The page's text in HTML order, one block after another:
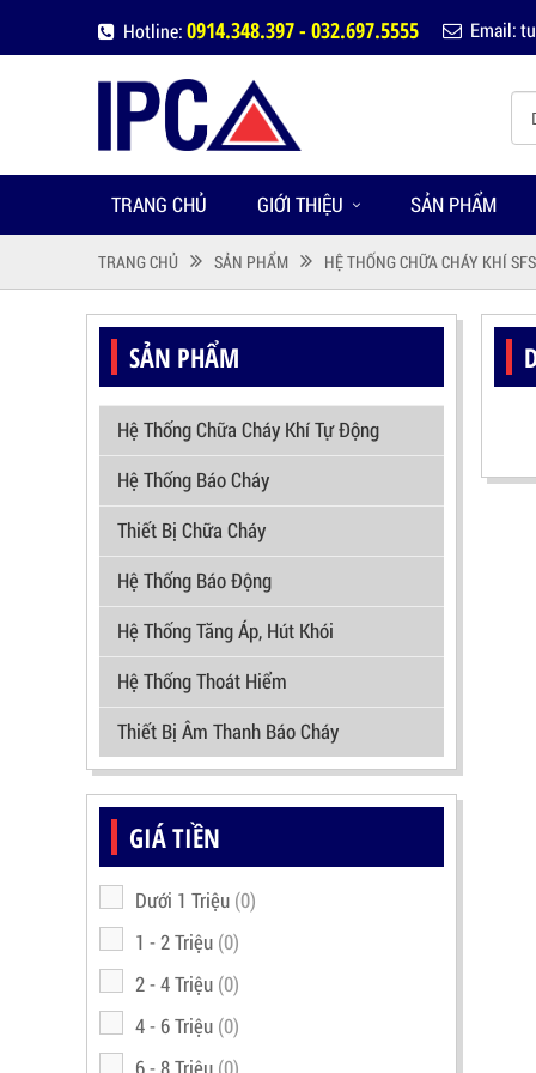
Hotline:0914.348.397 - 032.697.5555 Email:
TRANG CHỦ GIỚI THIỆU SẢN PHẨM
TRANG CHỦ SẢN PHẨM HỆ THỐNG CHỮA CHÁY KHÍ
SẢN PHẨM
Hệ Thống Chữa Cháy Khí Tự Động
Hệ Thống Báo Cháy
Thiết Bị Chữa Cháy
Hệ Thống Báo Động
Hệ Thống Tăng Áp, Hút Khói
Hệ Thống Thoát Hiểm
Thiết Bị Âm Thanh Báo Cháy
GIÁ TIỀN
Dưới 1 Triệu (0)
1 - 2 Triệu (0)
2 - 4 Triệu (0)
4 - 6 Triệu (0)